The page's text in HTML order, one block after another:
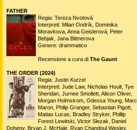
FATHER
Regia: Tereza Nvotová
Interpreti: Milan Ondrík, Dominika
Moravkova, Anna Geislerová, Peter
Bebjak, Jana Bittnerova
Genere: drammatico
Recensione a cura di The Gaunt
THE ORDER (2024)
Regia: Justin Kurzel
Interpreti: Jude Law, Nicholas Hoult, Tye
Sheridan, Jurnee Smollett, Alison Oliver,
Morgan Holmstrom, Odessa Young, Marc
Maron, Philip Granger, Sebastian Pigott,
Matias Lucas, Bradley Stryker, Phillip
Forest Lewitski, Victor Slezak, Daniel
Doheny, Bryan J. McHale, Ryan Chandoul Wesley,